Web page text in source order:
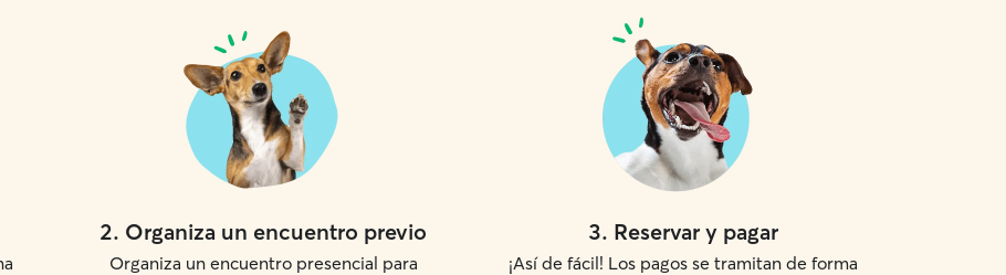
2. Organiza un encuentro previo
Organiza un encuentro presencial para
3. Reservar y pagar
¡Así de fácil! Los pagos se tramitan de forma